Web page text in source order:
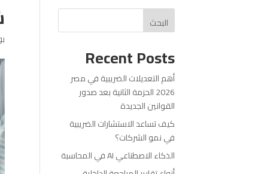
البحث
Recent Posts
أهم التعديلات الضريبية في مصر
2026 الحزمة الثانية بعد صدور
القوانين الجديدة
كيف تساعد الاستشارات الضريبية
في نمو الشركات؟
الذكاء الاصطناعي AI في المحاسبة